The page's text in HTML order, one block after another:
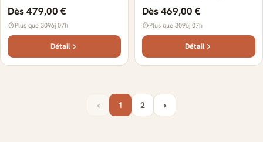
Dès 479,00 €
Plus que 3096j 07h
Détail
Dès 469,00 €
Plus que 3096j 07h
Détail
‹ 1 2 ›